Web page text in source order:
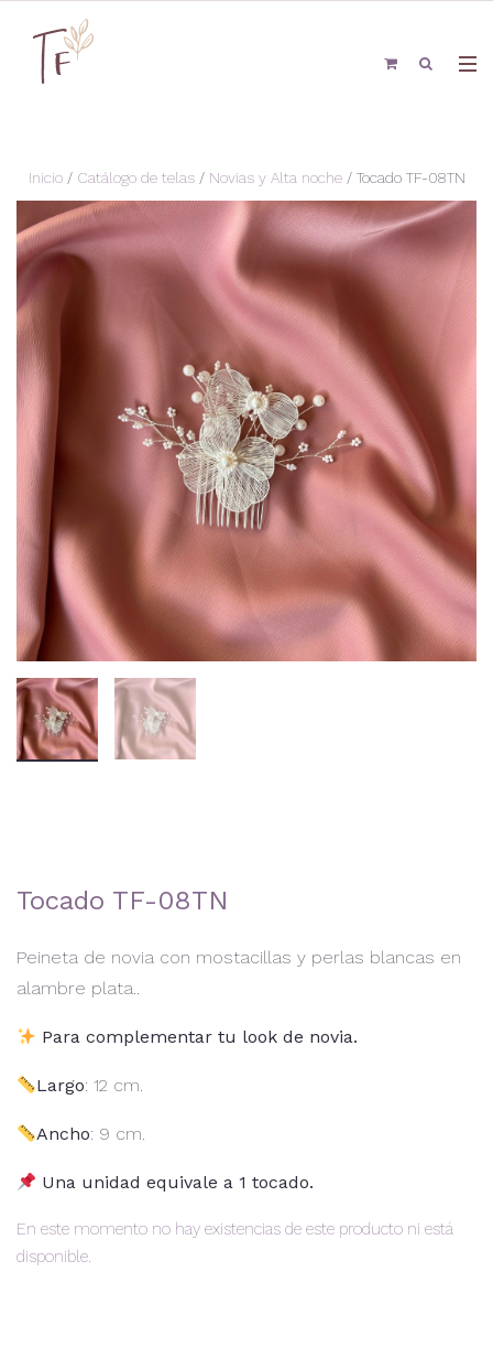
Inicio/ Catálogo de telas/ Novias y Alta noche/ Tocado TF-08TN
Tocado TF-08TN
Peineta de novia con mostacillas y perlas blancas en
alambre plata..
Para complementar tu look de novia.
Largo: 12 cm.
Ancho: 9 cm.
Una unidad equivale a 1 tocado.
En este momento no hay existencias de este producto ni está
disponible.